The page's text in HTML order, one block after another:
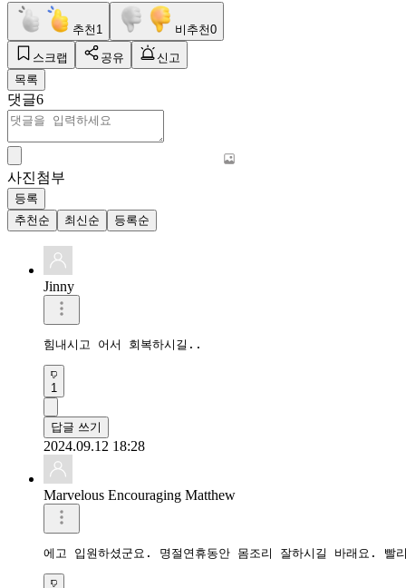
추천 1 비추천0
스크랩 공유
신고
목록
댓글6
사진첨부
등록
추천순
최신순 등록순
Jinny
힘내시고 어서 회복하시길..
1
답글 쓰기
2024.09.12 18:28
Marvelous Encouraging Matthew
에고 입원하셨군요. 명절연휴동안 몸조리 잘하시길 바래요. 빨